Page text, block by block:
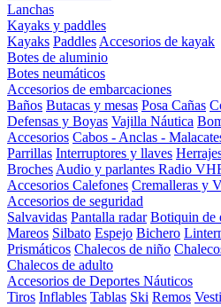
Lanchas
Kayaks y paddles
Kayaks Paddles Accesorios de kayak
Botes de aluminio
Botes neumáticos
Accesorios de embarcaciones
Baños Butacas y mesas Posa Cañas
Defensas y Boyas Vajilla Náutica
Accesorios Cabos - Anclas -
Parrillas Interruptores y llaves
Broches Audio y parlantes Radio
Accesorios Calefones Cremalleras y
Accesorios de seguridad
Salvavidas Pantalla radar Botiquin de
Mareos Silbato Espejo Bichero
Prismáticos Chalecos de niño
Chalecos de adulto
Accesorios de Deportes Náuticos
Tiros Inflables Tablas Ski Remos